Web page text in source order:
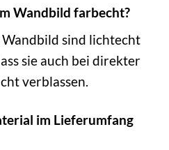
Wandbild farbecht?
Wandbild sind lichtecht
sie auch bei direkter
verblassen.
im Lieferumfang